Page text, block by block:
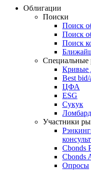
Облигации
Поиски
Поиск
Поиск
Поиск
Специальные
Кривые
Best bid/
ЦФА
ESG
Сукук
Участники
Cbonds
Cbonds
Опросы